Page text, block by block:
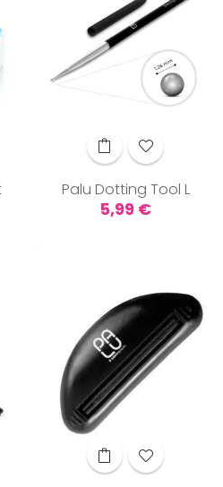
Palu Dotting Tool L
Preis
5,99 €